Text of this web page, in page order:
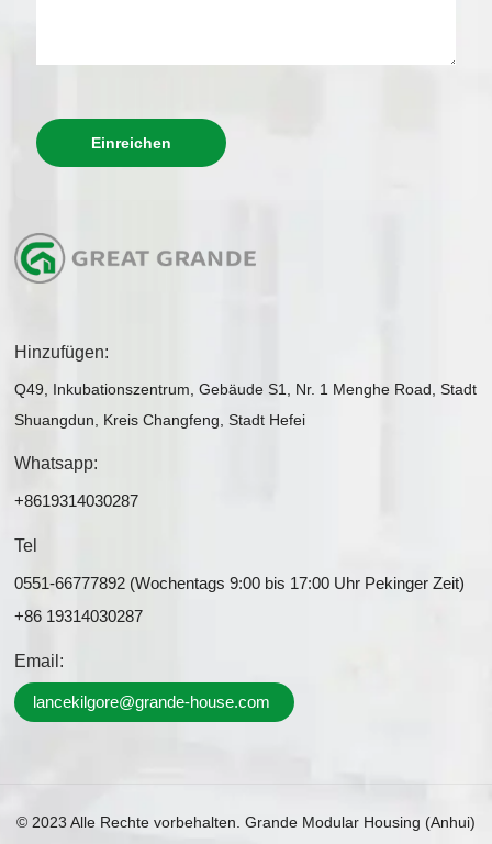
Einreichen
Hinzufügen:
Q49, Inkubationszentrum, Gebäude S1, Nr. 1 Menghe Road, Stadt
Shuangdun, Kreis Changfeng, Stadt Hefei
Whatsapp:
+8619314030287
Tel
0551-66777892 (Wochentags 9:00 bis 17:00 Uhr Pekinger Zeit)
+86 19314030287
Email:
lancekilgore@grande-house.com
© 2023 Alle Rechte vorbehalten. Grande Modular Housing (Anhui)